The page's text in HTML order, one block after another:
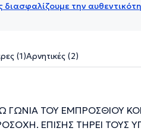
την
(1)Αρνητικές (2)
ΓΩΝΙΑ ΤΟΥ ΕΜΠΡΟΣΘΙΟΥ
ΕΠΙΣΗΣ ΤΗΡΕΙ ΤΟΥΣ